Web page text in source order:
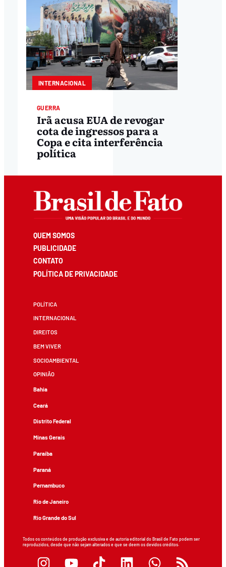
INTERNACIONAL
GUERRA
Irã acusa EUA de revogar
cota de ingressos para a
Copa e cita interferência
política
QUEM SOMOS
PUBLICIDADE
CONTATO
POLÍTICA DE PRIVACIDADE
POLÍTICA
INTERNACIONAL
DIREITOS
BEM VIVER
SOCIOAMBIENTAL
OPINIÃO
Bahia
Ceará
Distrito Federal
Minas Gerais
Paraíba
Paraná
Pernambuco
Rio de Janeiro
Rio Grande do Sul
Todos os conteúdos de produção exclusiva e de autoria editorial do Brasil de Fato podem ser
reproduzidos, desde que não sejam alterados e que se deem os devidos créditos.